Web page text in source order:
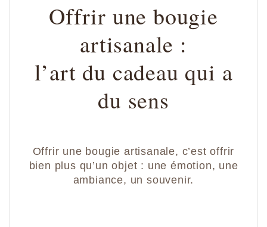
Offrir une bougie
artisanale :
l’art du cadeau qui a
du sens
Offrir une bougie artisanale, c’est offrir
bien plus qu’un objet : une émotion, une
ambiance, un souvenir.